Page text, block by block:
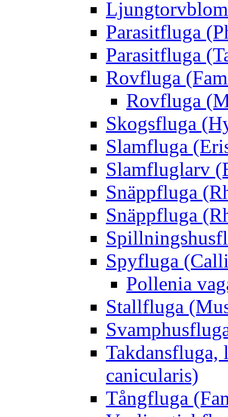
Parasitfluga
Parasitfluga
Rovfluga
Rovfluga
Skogsfluga
Slamfluga
Slamfluglarv
Snäppfluga
Snäppfluga
Spyfluga
Pollenia
Stallfluga
Takdansfluga,
canicularis)
Tångfluga